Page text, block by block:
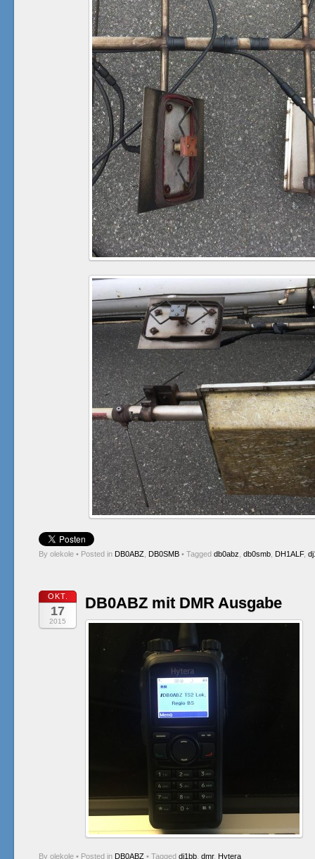
By olekole • Posted in DB0ABZ DB0SMB • Tagged db0abz db0smb DH1ALF,
OKT.
17
2015
DB0ABZ mit DMR Ausgabe
By olekole • Posted in DB0ABZ • Tagged dj1bb dmr, Hytera